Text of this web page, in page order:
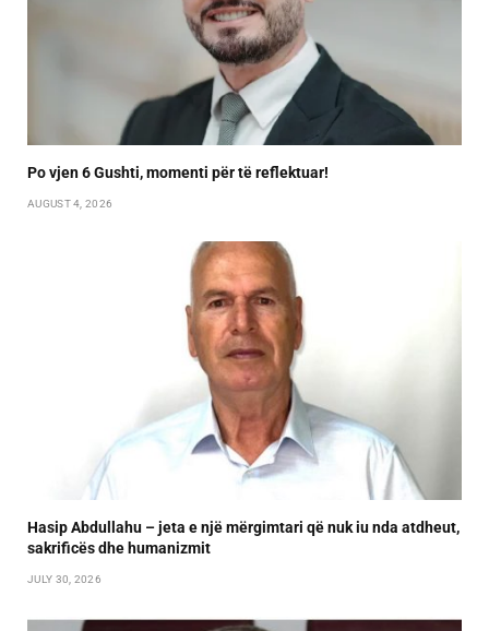
Po vjen 6 Gushti, momenti për të reflektuar!
AUGUST 4, 2026
Hasip Abdullahu – jeta e një mërgimtari që nuk iu nda atdheut,
sakrificës dhe humanizmit
JULY 30, 2026